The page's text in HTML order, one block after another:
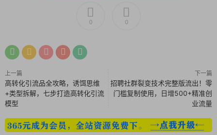
0 0
上一篇
高转化引流品全攻略，诱饵思维
+类型拆解，七步打造高转化引流
模型
下一篇
招聘社群裂变技术完整版流出！零
门槛复制使用，日增500+精准创
业流量